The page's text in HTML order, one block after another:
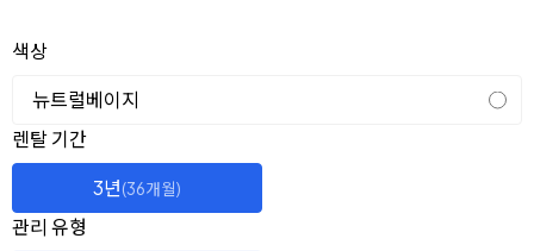
옵션 선택
색상
뉴트럴베이지
렌탈 선택
렌탈 기간
3년(36개월)
관리 유형